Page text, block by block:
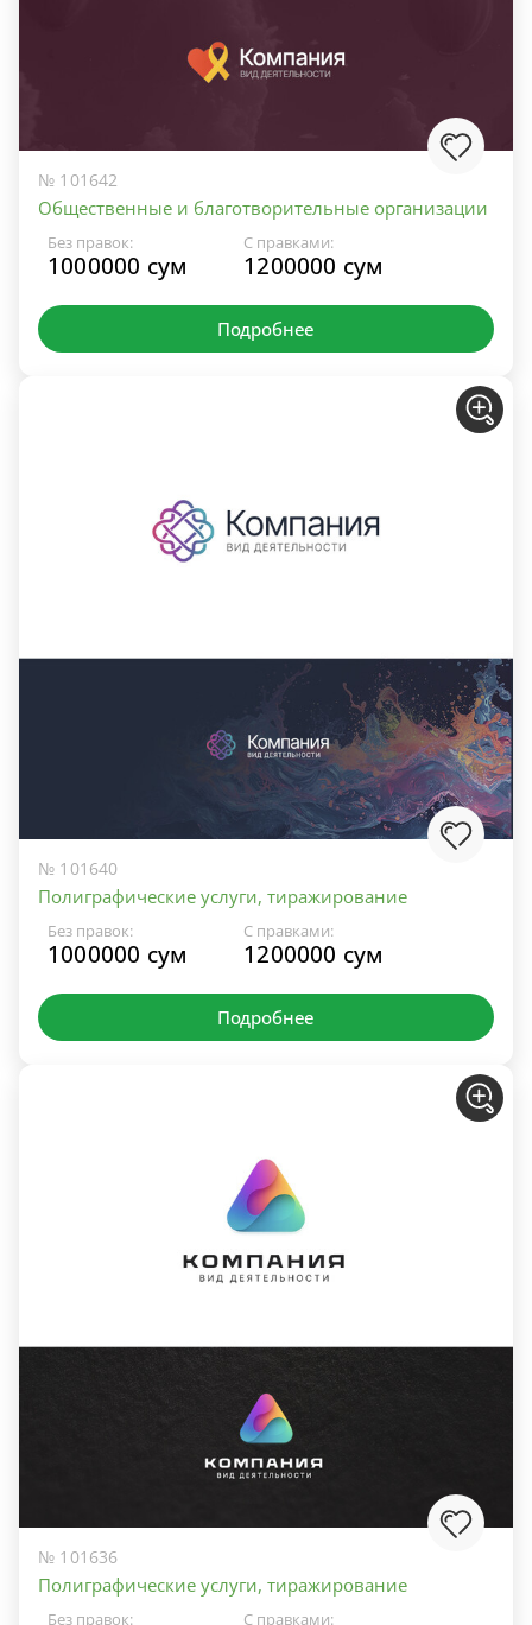
№ 101642
Общественные и благотворительные организации
Без правок:
1000000 сум
С правками:
1200000 сум
Подробнее
№ 101640
Полиграфические услуги, тиражирование
Без правок:
1000000 сум
С правками:
1200000 сум
Подробнее
№ 101636
Полиграфические услуги, тиражирование
Без правок: С правками: